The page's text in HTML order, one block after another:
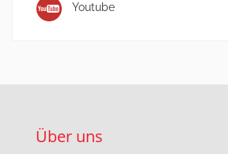
Youtube
Über uns